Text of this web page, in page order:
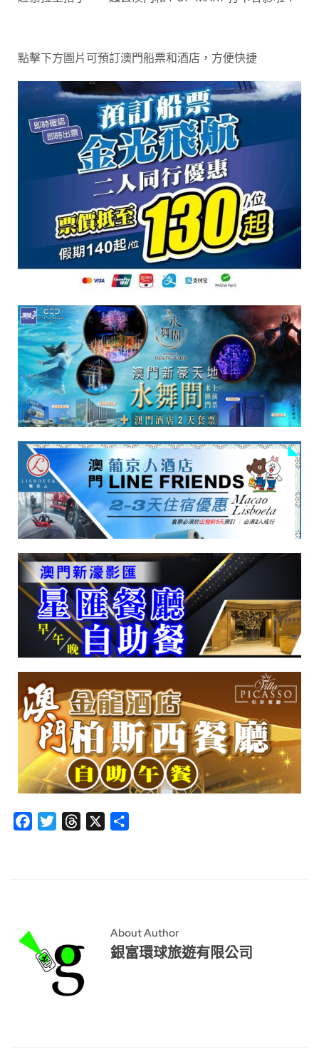
點擊下方圖片可預訂澳門船票和酒店，方便快捷
FacebookTwitterThreads
About Author
銀富環球旅遊有限公司